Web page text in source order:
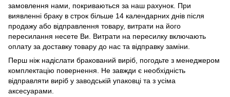
замовлення нами, покриваються за наш рахунок. При
виявленні браку в строк більше 14 календарних днів після
продажу або відправлення товару, витрати на його
пересилання несете Ви. Витрати на пересилку включають
оплату за доставку товару до нас та відправку заміни.
Перш ніж надіслати бракований виріб, погодьте з менеджером
комплектацію повернення. Не завжди є необхідність
відправляти виріб у заводській упаковці та з усіма
аксесуарами.